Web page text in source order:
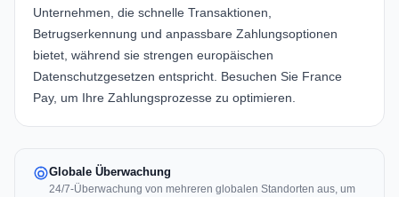
Unternehmen, die schnelle Transaktionen,
Betrugserkennung und anpassbare Zahlungsoptionen
bietet, während sie strengen europäischen
Datenschutzgesetzen entspricht. Besuchen Sie France
Pay, um Ihre Zahlungsprozesse zu optimieren.
Globale Überwachung
24/7-Überwachung von mehreren globalen Standorten aus, um